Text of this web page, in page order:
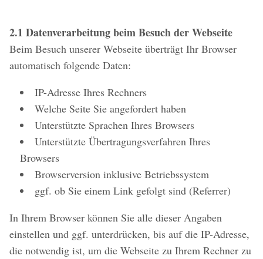
2.1 Datenverarbeitung beim Besuch der Webseite
Beim Besuch unserer Webseite überträgt Ihr Browser
automatisch folgende Daten:
IP-Adresse Ihres Rechners
Welche Seite Sie angefordert haben
Unterstützte Sprachen Ihres Browsers
Unterstützte Übertragungsverfahren Ihres
Browsers
Browserversion inklusive Betriebssystem
ggf. ob Sie einem Link gefolgt sind (Referrer)
In Ihrem Browser können Sie alle dieser Angaben
einstellen und ggf. unterdrücken, bis auf die IP-Adresse,
die notwendig ist, um die Webseite zu Ihrem Rechner zu